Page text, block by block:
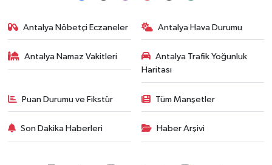
Antalya Nöbetçi Eczaneler Antalya Hava Durumu
Antalya Namaz Vakitleri
Antalya Trafik Yoğunluk
Haritası
Puan Durumu ve Fikstür Tüm Manşetler
Son Dakika Haberleri Haber Arşivi